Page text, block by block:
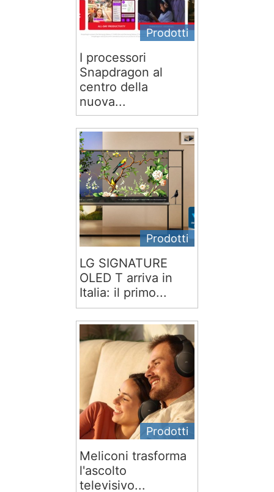
Prodotti
I processori
Snapdragon al
centro della
nuova...
Prodotti
LG SIGNATURE
OLED T arriva in
Italia: il primo...
Prodotti
Meliconi trasforma
l'ascolto
televisivo...